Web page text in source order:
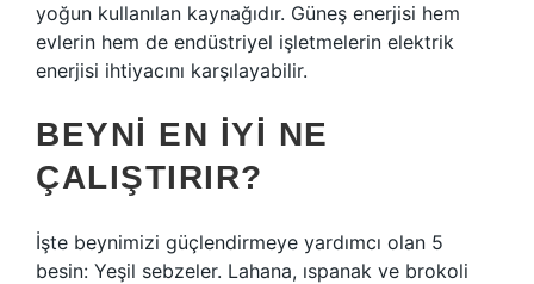
yoğun kullanılan kaynağıdır. Güneş enerjisi hem
evlerin hem de endüstriyel işletmelerin elektrik
enerjisi ihtiyacını karşılayabilir.
BEYNI EN IYI NE
ÇALIŞTIRIR?
İşte beynimizi güçlendirmeye yardımcı olan 5
besin: Yeşil sebzeler. Lahana, ıspanak ve brokoli